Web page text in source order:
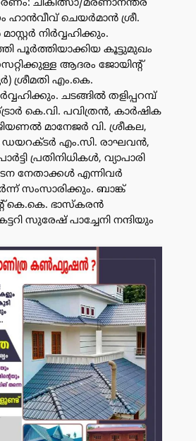
ചികിത്സാ/മരണാനന്തര
ചെയർമാൻ ശ്രീ.
നിർവ്വഹിക്കും.
പൂർത്തിയാക്കിയ കൂട്ടുമുഖം
ആദരം ജോയിന്റ്
ശ്രീമതി എം.കെ.
ചടങ്ങിൽ തളിപ്പറമ്പ്
കെ.വി. പവിത്രൻ, കാർഷിക
മാനേജർ വി. ശ്രീകല,
എം.സി. രാഘവൻ,
പ്രതിനിധികൾ, വ്യാപാരി
നേതാക്കൾ എന്നിവർ
സംസാരിക്കും. ബാങ്ക്
കെ.കെ. ഭാസ്കരൻ
സുരേഷ് പാച്ചേനി നന്ദിയും
പരസ്യം